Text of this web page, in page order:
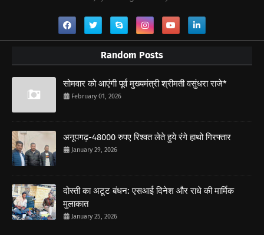
Random Posts
सोमवार को आएंगी पूर्व मुख्यमंत्री श्रीमती वसुंधरा राजे*
February 01, 2026
अनूपगढ़-48000 रुपए रिश्वत लेते हुये रंगे हाथो गिरफ्तार
January 29, 2026
दोस्ती का अटूट बंधन: एसआई दिनेश और राधे की मार्मिक
मुलाकात
January 25, 2026